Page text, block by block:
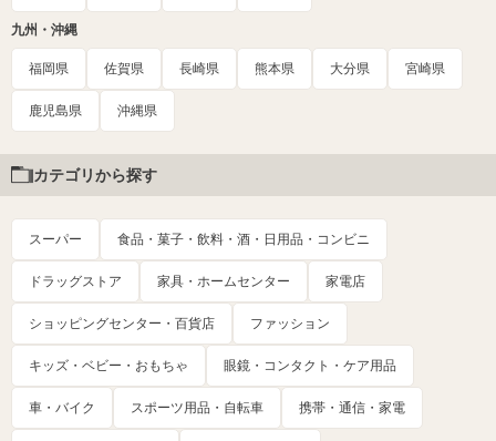
九州・沖縄
福岡県 佐賀県 長崎県 熊本県 大分県 宮崎県
鹿児島県 沖縄県
カテゴリから探す
スーパー 食品・菓子・飲料・酒・日用品・コンビニ
ドラッグストア 家具・ホームセンター 家電店
ショッピングセンター・百貨店 ファッション
キッズ・ベビー・おもちゃ 眼鏡・コンタクト・ケア用品
車・バイク スポーツ用品・自転車 携帯・通信・家電